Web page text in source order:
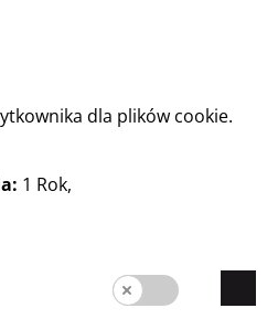
TEDi
dla plików cookie.
1 Rok,